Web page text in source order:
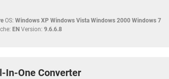
OS: Windows XP Windows Vista Windows 2000 Windows 7
EN Version: 9.6.6.8
In-One Converter